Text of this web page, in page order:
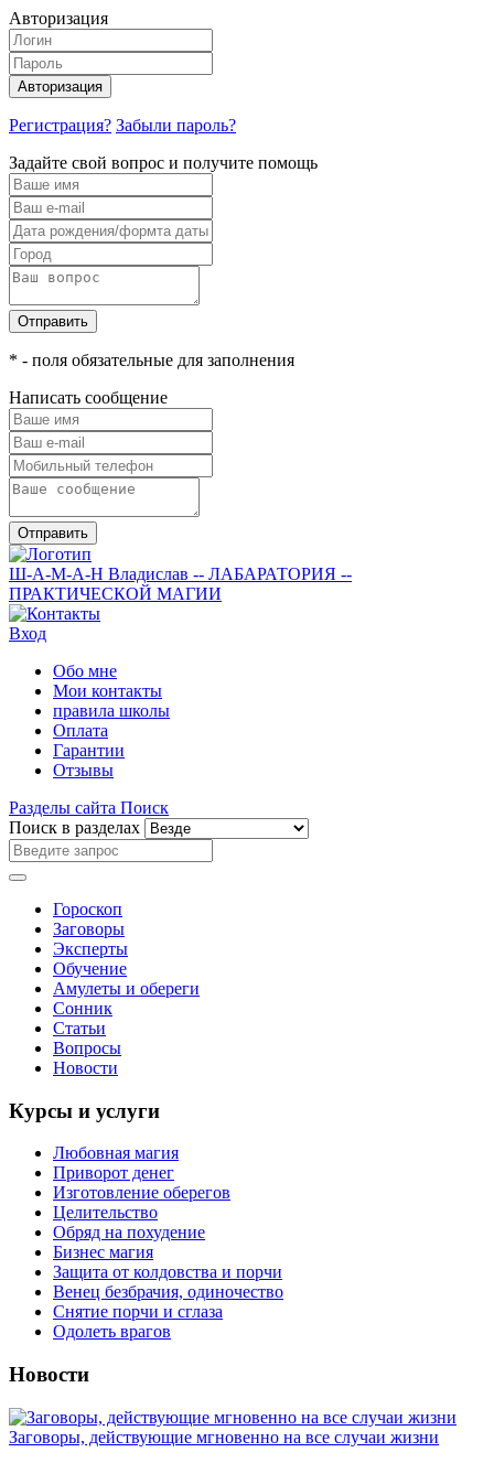
Авторизация
Авторизация
Регистрация? Забыли пароль?
Задайте свой вопрос и получите помощь
Отправить
* - поля обязательные для заполнения
Написать сообщение
Отправить
Ш-А-М-А-Н Владислав -- ЛАБАРАТОРИЯ --
ПРАКТИЧЕСКОЙ МАГИИ
Вход
Обо мне
Мои контакты
правила школы
Оплата
Гарантии
Отзывы
Разделы сайта Поиск
Поиск в разделах
Гороскоп
Заговоры
Эксперты
Обучение
Амулеты и обереги
Сонник
Статьи
Вопросы
Новости
Курсы и услуги
Любовная магия
Приворот денег
Изготовление оберегов
Целительство
Обряд на похудение
Бизнес магия
Защита от колдовства и порчи
Венец безбрачия, одиночество
Снятие порчи и сглаза
Одолеть врагов
Новости
Заговоры, действующие мгновенно на все случаи жизни